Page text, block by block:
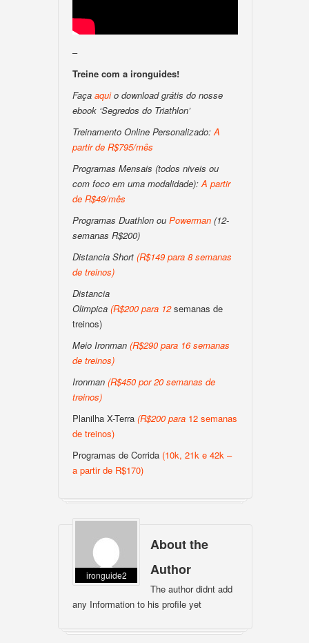
–
Treine com a ironguides!
Faça aquio download grátis do nosse
ebook ‘Segredos do Triathlon’
Treinamento Online Personalizado:A
partir de R$795/mês
Programas Mensais (todos niveis ou
com foco em uma modalidade):A partir
de R$49/mês
Programas Duathlon ou Powerman (12-
semanas R$200)
Distancia Short (R$149 para 8 semanas
de treinos)
Distancia
Olimpica (R$200 para 12semanas de
treinos)
Meio Ironman (R$290 para 16 semanas
de treinos)
Ironman (R$450 por 20 semanas de
treinos)
Planilha X-Terra (R$200 para 12 semanas
de treinos)
Programas de Corrida (10k, 21k e 42k –
a partir de R$170)
ironguide2
About the
Author
The author didnt add
any Information to his profile yet